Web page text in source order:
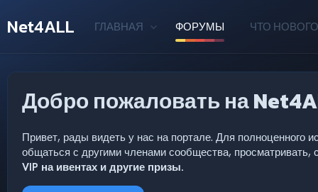
Net4ALL ГЛАВНАЯ ФОРУМЫ ЧТО
Добро пожаловать на
Привет, рады видеть у нас на портале. Для полноценного
общаться с другими членами сообщества, просматривать,
VIP на ивентах и другие призы.